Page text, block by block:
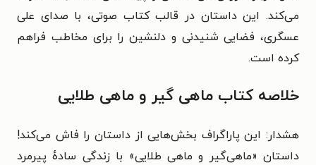
می‌کند. این داستان در قالب کتاب صوتی، با صدای علی
عسگری، فضایی شنیدنی و دلنشین را برای مخاطب فراهم
کرده است.
خلاصه کتاب ماهی گیر و ماهی طلایی
هشدار: این پاراگراف بخش‌هایی از داستان را فاش می‌کند!
داستان «ماهی‌گیر و ماهی طلایی» با زندگی سادهٔ پیرمرد